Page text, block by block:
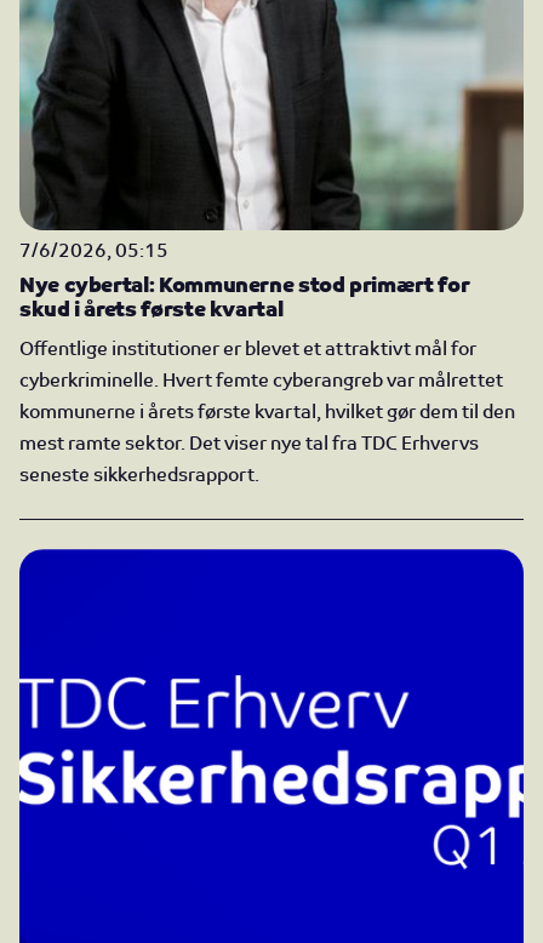
Nye cybertal: Kommunerne stod primært for
skud i årets første kvartal
7/6/2026, 05:15
Offentlige institutioner er blevet et attraktivt mål for
cyberkriminelle. Hvert femte cyberangreb var målrettet
kommunerne i årets første kvartal, hvilket gør dem til den
mest ramte sektor. Det viser nye tal fra TDC Erhvervs
seneste sikkerhedsrapport.